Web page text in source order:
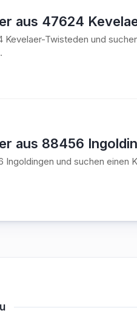
aus 47624
Kevelaer-Twisteden und
aus 88456
Ingoldingen und suchen einen